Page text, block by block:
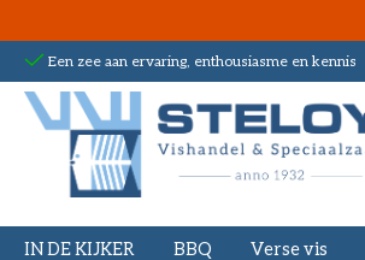
Een zee aan ervaring, enthousiasme en kennis
IN DE KIJKER BBQ Verse vis